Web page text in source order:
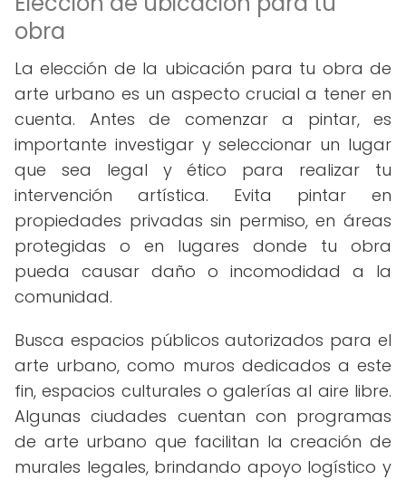
obra
La elección de la ubicación para tu obra de
arte urbano es un aspecto crucial a tener en
cuenta. Antes de comenzar a pintar, es
importante investigar y seleccionar un lugar
que sea legal y ético para realizar tu
intervención artística. Evita pintar en
propiedades privadas sin permiso, en áreas
protegidas o en lugares donde tu obra
pueda causar daño o incomodidad a la
comunidad.
Busca espacios públicos autorizados para el
arte urbano, como muros dedicados a este
fin, espacios culturales o galerías al aire libre.
Algunas ciudades cuentan con programas
de arte urbano que facilitan la creación de
murales legales, brindando apoyo logístico y